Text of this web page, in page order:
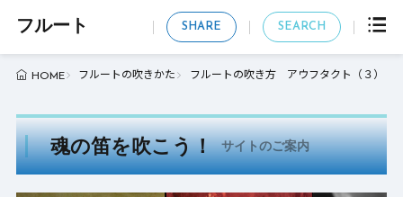
フルート SHARE SEARCH
HOME フルートの吹きかた フルートの吹き方 アウフタクト（３）
魂の笛を吹こう！ サイトのご案内